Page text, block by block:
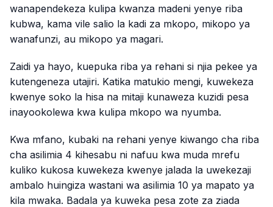
wanapendekeza kulipa kwanza madeni yenye riba
kubwa, kama vile salio la kadi za mkopo, mikopo ya
wanafunzi, au mikopo ya magari.
Zaidi ya hayo, kuepuka riba ya rehani si njia pekee ya
kutengeneza utajiri. Katika matukio mengi, kuwekeza
kwenye soko la hisa na mitaji kunaweza kuzidi pesa
inayookolewa kwa kulipa mkopo wa nyumba.
Kwa mfano, kubaki na rehani yenye kiwango cha riba
cha asilimia 4 kihesabu ni nafuu kwa muda mrefu
kuliko kukosa kuwekeza kwenye jalada la uwekezaji
ambalo huingiza wastani wa asilimia 10 ya mapato ya
kila mwaka. Badala ya kuweka pesa zote za ziada